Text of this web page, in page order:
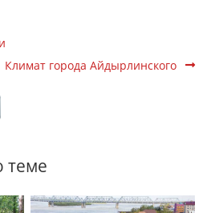
Климат города Айдырлинского
теме